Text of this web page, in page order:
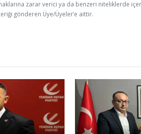
zarar verici ya da benzeri niteliklerde
gönderen Üye/Üyeler’e aittir.